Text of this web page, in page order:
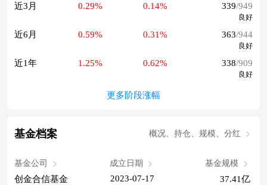
近3月 0.29% 0.14% 339/949
良好
近6月 0.59% 0.31% 363/944
良好
近1年 1.25% 0.62% 338/909
良好
更多阶段涨幅
基金档案 概况、持仓、规模、分红
基金公司
创金合信基金
成立日期
2023-07-17
基金规模
37.41亿